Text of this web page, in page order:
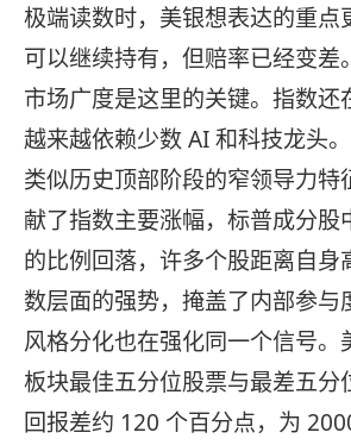
极端读数时，美银想表达的重点
可以继续持有，但赔率已经变差。
市场广度是这里的关键。指数还
越来越依赖少数 AI 和科技龙头
类似历史顶部阶段的窄领导力特
献了指数主要涨幅，标普成分股
的比例回落，许多个股距离自身
数层面的强势，掩盖了内部参与
风格分化也在强化同一个信号。
板块最佳五分位股票与最差五分
回报差约 120 个百分点，为